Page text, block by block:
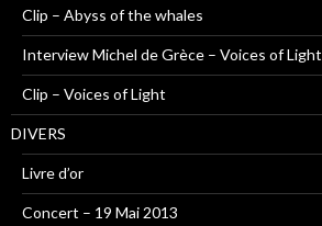
Clip – Abyss of the whales
Interview Michel de Grèce – Voices of Light
Clip – Voices of Light
DIVERS
Livre d’or
Concert – 19 Mai 2013